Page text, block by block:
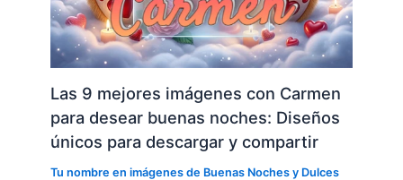
Las 9 mejores imágenes con Carmen
para desear buenas noches: Diseños
únicos para descargar y compartir
Tu nombre en imágenes de Buenas Noches y Dulces